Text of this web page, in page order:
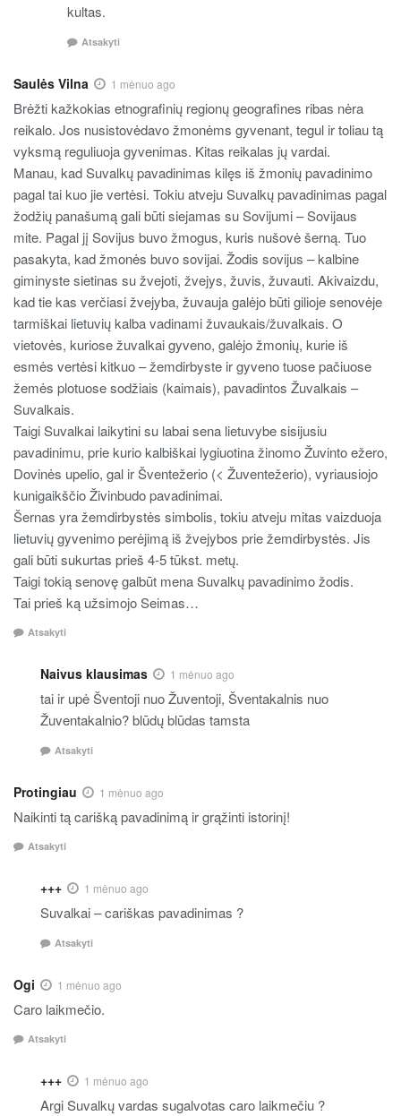
kultas.
Atsakyti
Saulės Vilna 1 mėnuo ago
Brėžti kažkokias etnografinių regionų geografines ribas nėra
reikalo. Jos nusistovėdavo žmonėms gyvenant, tegul ir toliau tą
vyksmą reguliuoja gyvenimas. Kitas reikalas jų vardai.
Manau, kad Suvalkų pavadinimas kilęs iš žmonių pavadinimo
pagal tai kuo jie vertėsi. Tokiu atveju Suvalkų pavadinimas pagal
žodžių panašumą gali būti siejamas su Sovijumi – Sovijaus
mite. Pagal jį Sovijus buvo žmogus, kuris nušovė šerną. Tuo
pasakyta, kad žmonės buvo sovijai. Žodis sovijus – kalbine
giminyste sietinas su žvejoti, žvejys, žuvis, žuvauti. Akivaizdu,
kad tie kas verčiasi žvejyba, žuvauja galėjo būti gilioje senovėje
tarmiškai lietuvių kalba vadinami žuvaukais/žuvalkais. O
vietovės, kuriose žuvalkai gyveno, galėjo žmonių, kurie iš
esmės vertėsi kitkuo – žemdirbyste ir gyveno tuose pačiuose
žemės plotuose sodžiais (kaimais), pavadintos Žuvalkais –
Suvalkais.
Taigi Suvalkai laikytini su labai sena lietuvybe sisijusiu
pavadinimu, prie kurio kalbiškai lygiuotina žinomo Žuvinto ežero,
Dovinės upelio, gal ir Šventežerio (< Žuventežerio), vyriausiojo
kunigaikščio Živinbudo pavadinimai.
Šernas yra žemdirbystės simbolis, tokiu atveju mitas vaizduoja
lietuvių gyvenimo perėjimą iš žvejybos prie žemdirbystės. Jis
gali būti sukurtas prieš 4-5 tūkst. metų.
Taigi tokią senovę galbūt mena Suvalkų pavadinimo žodis.
Tai prieš ką užsimojo Seimas…
Atsakyti
Naivus klausimas 1 mėnuo ago
tai ir upė Šventoji nuo Žuventoji, Šventakalnis nuo
Žuventakalnio? blūdų blūdas tamsta
Atsakyti
Protingiau 1 mėnuo ago
Naikinti tą carišką pavadinimą ir grąžinti istorinį!
Atsakyti
+++ 1 mėnuo ago
Suvalkai – cariškas pavadinimas ?
Atsakyti
Ogi 1 mėnuo ago
Caro laikmečio.
Atsakyti
+++ 1 mėnuo ago
Argi Suvalkų vardas sugalvotas caro laikmečiu ?